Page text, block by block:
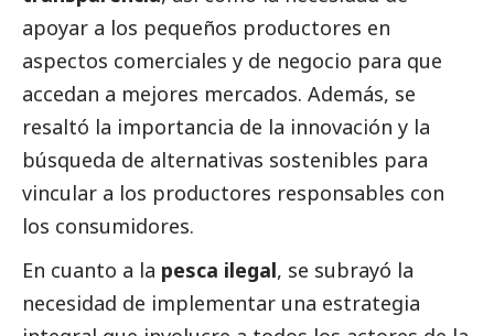
apoyar a los pequeños productores en
aspectos comerciales y de negocio para que
accedan a mejores mercados. Además, se
resaltó la importancia de la innovación y la
búsqueda de alternativas sostenibles para
vincular a los productores responsables con
los consumidores.
En cuanto a la pesca ilegal, se subrayó la
necesidad de implementar una estrategia